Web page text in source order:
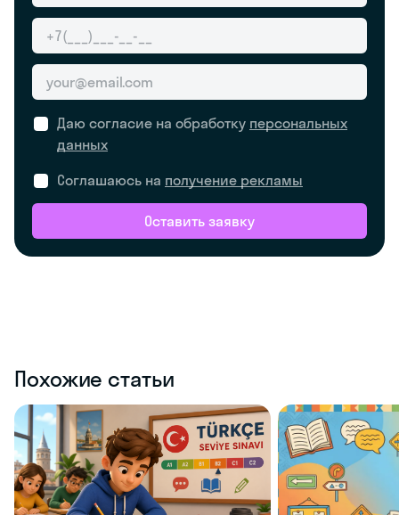
Даю согласие на обработку персональных
данных
Соглашаюсь на получение рекламы
Оставить заявку
Похожие статьи